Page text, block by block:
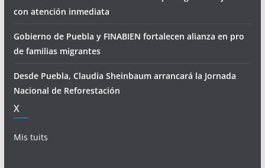
con atención inmediata
Gobierno de Puebla y FINABIEN fortalecen alianza en pro
de familias migrantes
Desde Puebla, Claudia Sheinbaum arrancará la Jornada
Nacional de Reforestación
X
Mis tuits